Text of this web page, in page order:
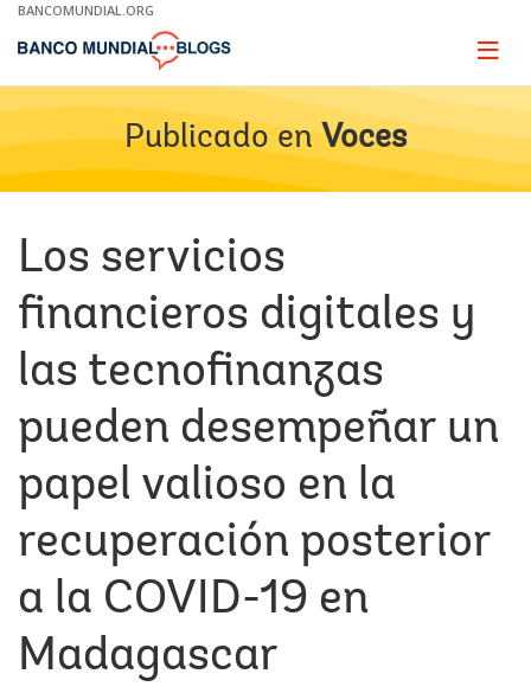
Skip
Main
BANCOMUNDIAL.ORG
Page
Publicado en Voces
Los servicios
financieros digitales y
las tecnofinanzas
pueden desempeñar un
papel valioso en la
recuperación posterior
a la COVID-19 en
Madagascar